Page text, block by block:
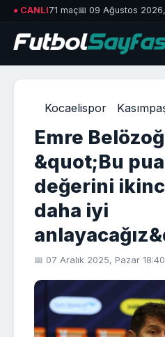
● CANLI71 maç📅 09 Ağustos
Kocaelispor
Emre
&quot;Bu
değerini
daha iyi
📅 07 Aralık 2025, Pazar